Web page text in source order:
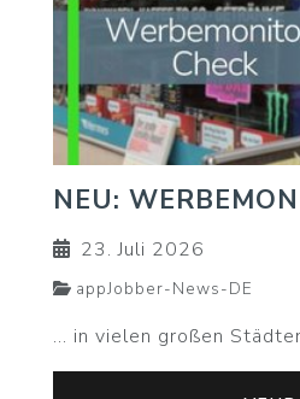
NEU:
23. Juli 2026
appJobber-News-DE
... in vielen großen